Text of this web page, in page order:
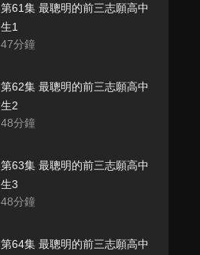
第61集 最聰明的前三志願高中
生1
47分鐘
第62集 最聰明的前三志願高中
生2
48分鐘
第63集 最聰明的前三志願高中
生3
48分鐘
第64集 最聰明的前三志願高中